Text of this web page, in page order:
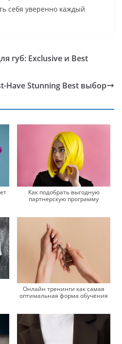
себя уверенно каждый
губ: Exclusive и Best
Have Stunning Best выбор
Как подобрать выгодную
партнерскую программу
Онлайн тренинги как самая
оптимальная форма обучения